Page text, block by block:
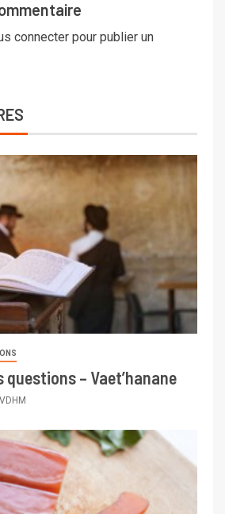
connecter pour publier un
questions – Vaet’hanane